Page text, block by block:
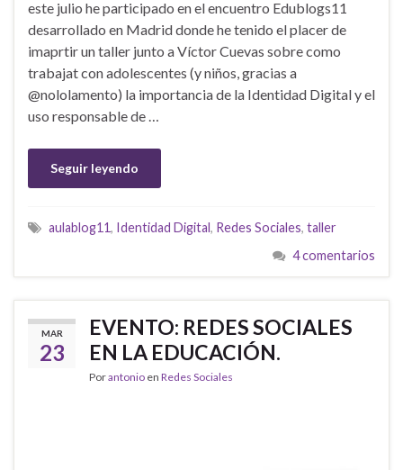
este julio he participado en el encuentro Edublogs11
desarrollado en Madrid donde he tenido el placer de
imaprtir un taller junto a Víctor Cuevas sobre como
trabajat con adolescentes (y niños, gracias a
@nololamento) la importancia de la Identidad Digital y el
uso responsable de …
Seguir leyendo
aulablog11, Identidad Digital, Redes Sociales, taller
4 comentarios
MAR
23
EVENTO: REDES SOCIALES
EN LA EDUCACIÓN.
Porantonio en Redes Sociales